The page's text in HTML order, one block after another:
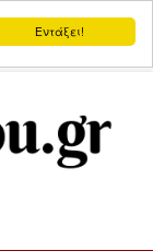
Εντάξει!